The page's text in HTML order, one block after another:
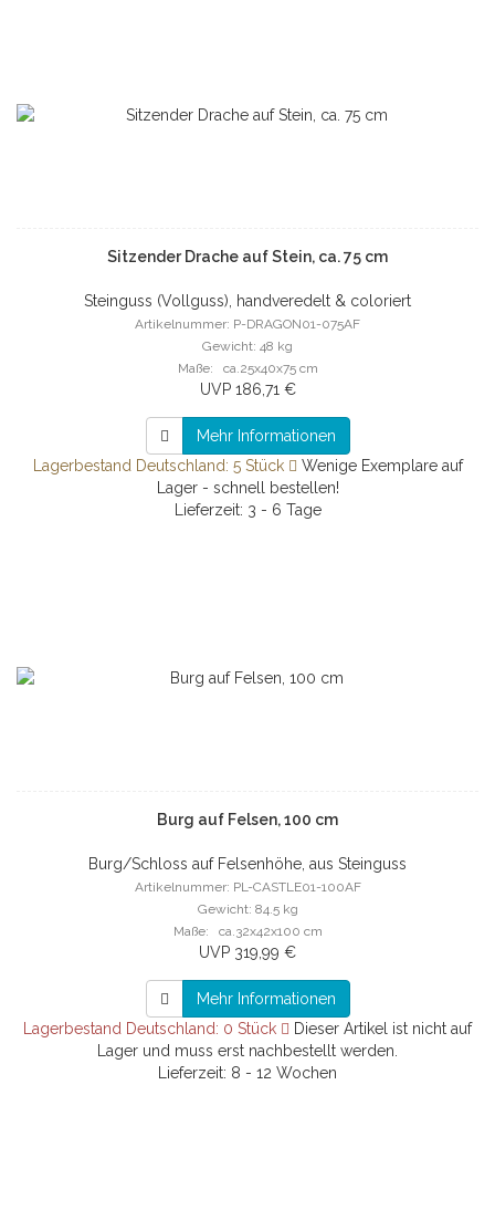
Sitzender Drache auf Stein, ca. 75 cm
Steinguss (Vollguss), handveredelt & coloriert
Artikelnummer: P-DRAGON01-075AF
Gewicht: 48 kg
Maße: ca.25x40x75 cm
UVP 186,71 €
Mehr Informationen
Lagerbestand Deutschland: 5 Stück
Wenige Exemplare auf
Lager - schnell bestellen!
Lieferzeit: 3 - 6 Tage
Burg auf Felsen, 100 cm
Burg/Schloss auf Felsenhöhe, aus Steinguss
Artikelnummer: PL-CASTLE01-100AF
Gewicht: 84.5 kg
Maße: ca.32x42x100 cm
UVP 319,99 €
Mehr Informationen
Lagerbestand Deutschland: 0 Stück
Dieser Artikel ist nicht auf
Lager und muss erst nachbestellt werden.
Lieferzeit: 8 - 12 Wochen